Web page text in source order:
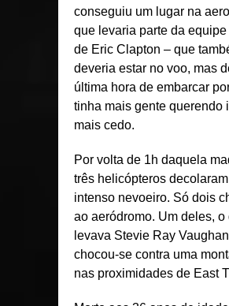
conseguiu um lugar na
que levaria parte da
de Eric Clapton – que
deveria estar no voo, mas
última hora de embarcar
tinha mais gente querendo
mais cedo.
Por volta de 1h daquela
três helicópteros
intenso nevoeiro. Só dois
ao aeródromo. Um deles, o
levava Stevie Ray
chocou-se contra uma
nas proximidades de East